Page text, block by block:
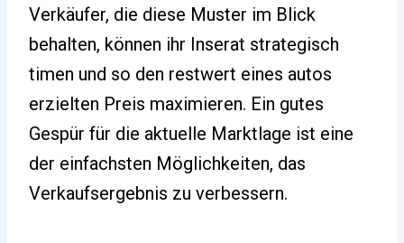
Verkäufer, die diese Muster im Blick
behalten, können ihr Inserat strategisch
timen und so den restwert eines autos
erzielten Preis maximieren. Ein gutes
Gespür für die aktuelle Marktlage ist eine
der einfachsten Möglichkeiten, das
Verkaufsergebnis zu verbessern.